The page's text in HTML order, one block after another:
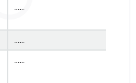
......
......
......